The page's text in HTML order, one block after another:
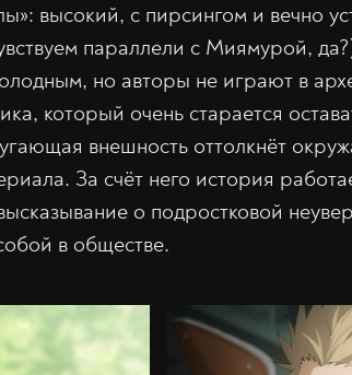
высокий, с пирсингом и вечно
параллели с Миямурой,
но авторы не играют в
который очень старается
внешность оттолкнёт
За счёт него история
о подростковой
в обществе.